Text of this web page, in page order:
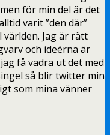
för min del är det
varit ”den där”
Jag är rätt
och ideérna är
få vädra ut det med
så blir twitter min
som mina vänner